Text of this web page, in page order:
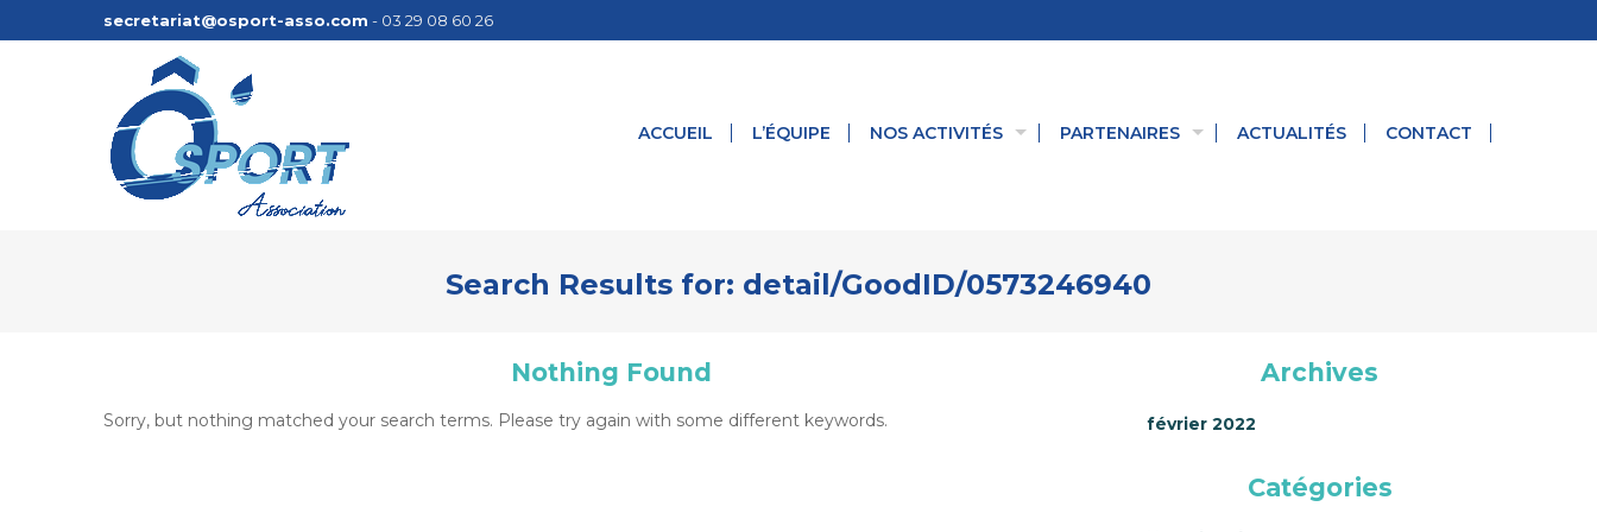
secretariat@osport-asso.com - 03 29 08 60 26
ACCUEIL L’ÉQUIPE NOS ACTIVITÉS PARTENAIRES ACTUALITÉS CONTACT
Search Results for: detail/GoodID/0573246940
Nothing Found
Sorry, but nothing matched your search terms. Please try again with some different keywords.
Archives
février 2022
Catégories